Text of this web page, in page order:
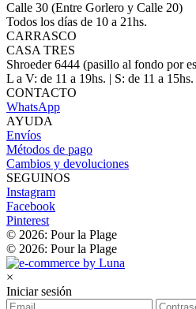
Calle 30 (Entre Gorlero y Calle 20)
Todos los días de 10 a 21hs.
CARRASCO
CASA TRES
Shroeder 6444 (pasillo al fondo por
L a V: de 11 a 19hs. | S: de 11 a 15hs.
CONTACTO
WhatsApp
AYUDA
Envíos
Métodos de pago
Cambios y devoluciones
SEGUINOS
Instagram
Facebook
Pinterest
© 2026: Pour la Plage
© 2026: Pour la Plage
×
Iniciar sesión